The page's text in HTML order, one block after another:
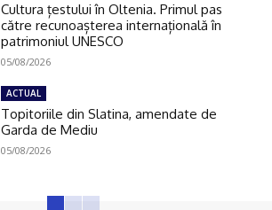
Cultura țestului în Oltenia. Primul pas
către recunoașterea internațională în
patrimoniul UNESCO
05/08/2026
ACTUAL
Topitoriile din Slatina, amendate de
Garda de Mediu
05/08/2026